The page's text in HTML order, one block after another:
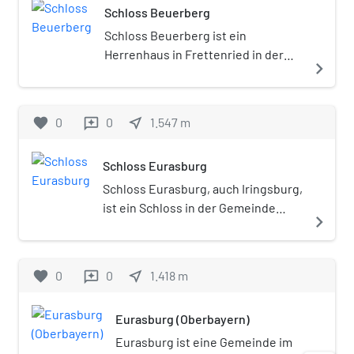
Jahr beträgt ca. 0,5 GWh.
Schloss Beuerberg
Schloss Beuerberg ist ein
Herrenhaus in Frettenried in der
Die Anlage ist unter der
Baudenkmal verzeichnet.
navigate_next
favorite 0 reviews 0 near_me 1.547 m
Schloss Eurasburg
Schloss Eurasburg, auch Iringsburg,
ist ein Schloss in der Gemeinde
navigate_next
favorite 0 reviews 0 near_me 1.418 m
Eurasburg (Oberbayern)
Eurasburg ist eine Gemeinde im